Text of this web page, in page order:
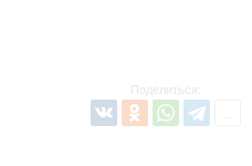
Поделиться: